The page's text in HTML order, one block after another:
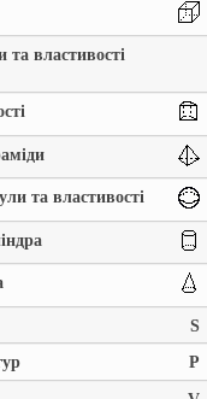
властивості
та властивості
S
P